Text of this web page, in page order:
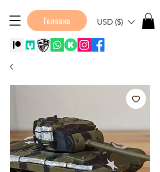
Головна USD ($)